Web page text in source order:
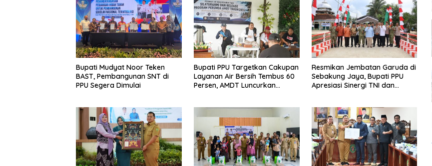
Bupati Mudyat Noor Teken
BAST, Pembangunan SNT di
PPU Segera Dimulai
Bupati PPU Targetkan Cakupan
Layanan Air Bersih Tembus 60
Persen, AMDT Luncurkan
Resmikan Jembatan Garuda di
Sebakung Jaya, Bupati PPU
Apresiasi Sinergi TNI dan